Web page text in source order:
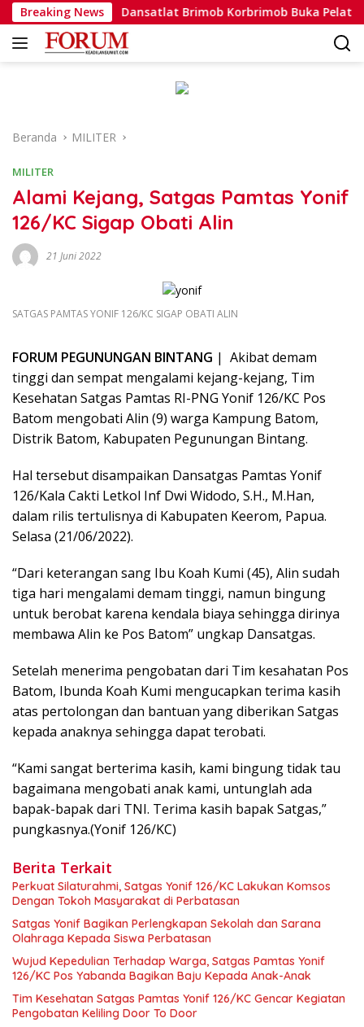
Langsung
ke
konten
Breaking NewsDansatlat Brimob Korbrimob Buka Pelatihan
Beranda MILITER
MILITER
Alami Kejang, Satgas Pamtas Yonif
126/KC Sigap Obati Alin
21 Juni 2022
SATGAS PAMTAS YONIF 126/KC SIGAP OBATI ALIN
FORUM PEGUNUNGAN BINTANG | Akibat demam
tinggi dan sempat mengalami kejang-kejang, Tim
Kesehatan Satgas Pamtas RI-PNG Yonif 126/KC Pos
Batom mengobati Alin (9) warga Kampung Batom,
Distrik Batom, Kabupaten Pegunungan Bintang.
Hal tersebut disampaikan Dansatgas Pamtas Yonif
126/Kala Cakti Letkol Inf Dwi Widodo, S.H., M.Han,
dalam rilis tertulisnya di Kabupaten Keerom, Papua.
Selasa (21/06/2022).
“Dari keterangan sang Ibu Koah Kumi (45), Alin sudah
tiga hari mengalami demam tinggi, namun bingung
untuk berobat karena kendala biaya sehingga dirinya
membawa Alin ke Pos Batom” ungkap Dansatgas.
Setelah menerima pengobatan dari Tim kesahatan Pos
Batom, Ibunda Koah Kumi mengucapkan terima kasih
atas pertolongan dan bantuan yang diberikan Satgas
kepada anaknya sehingga dapat terobati.
“Kami sangat berterima kasih, kami bingung tidak tau
bagaimana mengobati anak kami, untunglah ada
bapak-bapak dari TNI. Terima kasih bapak Satgas,”
pungkasnya.(Yonif 126/KC)
Berita Terkait
Perkuat Silaturahmi, Satgas Yonif 126/KC Lakukan Komsos
Dengan Tokoh Masyarakat di Perbatasan
Satgas Yonif Bagikan Perlengkapan Sekolah dan Sarana
Olahraga Kepada Siswa Perbatasan
Wujud Kepedulian Terhadap Warga, Satgas Pamtas Yonif
126/KC Pos Yabanda Bagikan Baju Kepada Anak-Anak
Tim Kesehatan Satgas Pamtas Yonif 126/KC Gencar Kegiatan
Pengobatan Keliling Door To Door